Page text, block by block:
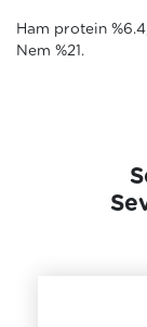
Ham protein
Nem %21.